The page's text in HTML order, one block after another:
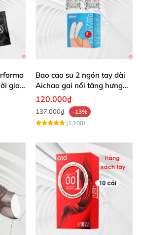
gian
Bao cao su 2 ngón tay dài
Aichao gai nổi tăng hưng
phấn mượt 2 cái trong hộp
120.000₫
137.000₫
-13%
(1,100)